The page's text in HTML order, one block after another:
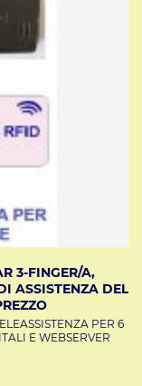
3-FINGER/A,
ASSISTENZA DEL
PER 6
E WEBSERVER